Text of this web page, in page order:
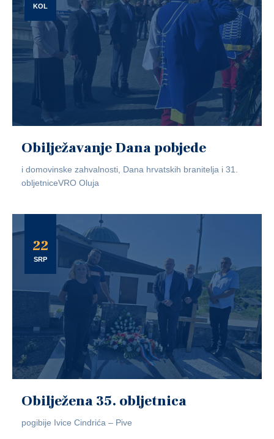
KOL
Obilježavanje Dana pobjede
i domovinske zahvalnosti, Dana hrvatskih branitelja i 31.
obljetniceVRO Oluja
22
SRP
Obilježena 35. obljetnica
pogibije Ivice Cindrića – Pive